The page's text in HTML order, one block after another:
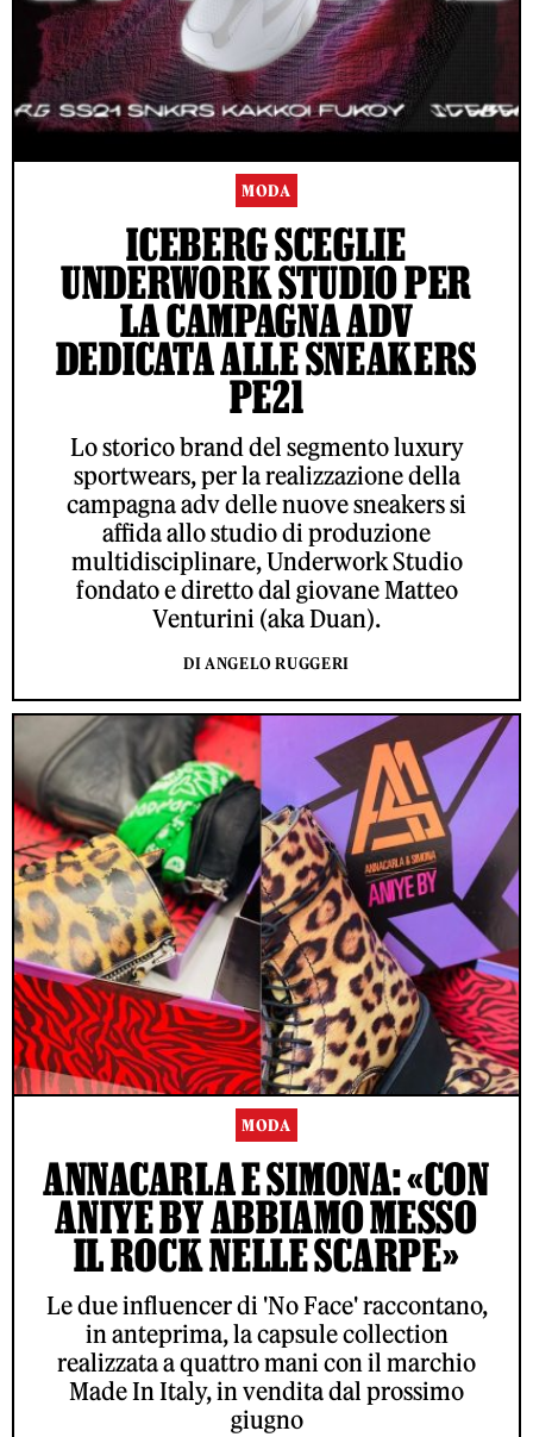
MODA
ICEBERG SCEGLIE
UNDERWORK STUDIO PER
LA CAMPAGNA ADV
DEDICATA ALLE SNEAKERS
PE21
Lo storico brand del segmento luxury
sportwears, per la realizzazione della
campagna adv delle nuove sneakers si
affida allo studio di produzione
multidisciplinare, Underwork Studio
fondato e diretto dal giovane Matteo
Venturini (aka Duan).
DI ANGELO RUGGERI
MODA
ANNACARLA E SIMONA: «CON
ANIYE BY ABBIAMO MESSO
IL ROCK NELLE SCARPE»
Le due influencer di 'No Face' raccontano,
in anteprima, la capsule collection
realizzata a quattro mani con il marchio
Made In Italy, in vendita dal prossimo
giugno